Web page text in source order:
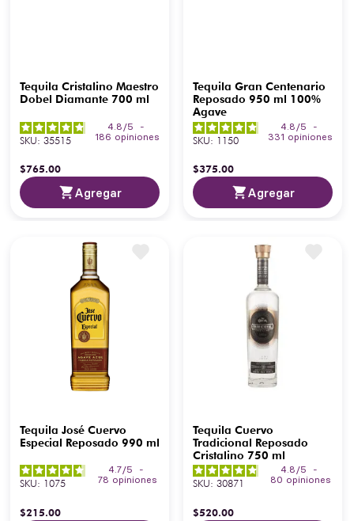
Tequila Cristalino Maestro
Dobel Diamante 700 ml
4.8 /5
-
186 opiniones
SKU: 35515
$765.00
Agregar
Tequila Gran Centenario
Reposado 950 ml 100%
Agave
4.8 /5
-
331 opiniones
SKU: 1150
$375.00
Agregar
Tequila José Cuervo
Especial Reposado 990 ml
4.7/5
-
78 opiniones
SKU: 1075
$215.00
Tequila Cuervo
Tradicional Reposado
Cristalino 750 ml
4.8/5
-
80 opiniones
SKU: 30871
$520.00